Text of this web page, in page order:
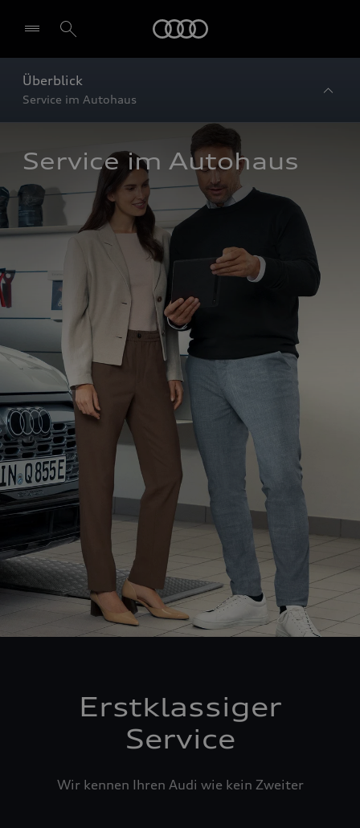
Überblick
Service im Autohaus
Service im Autohaus
Erstklassiger
Service
Wir kennen Ihren Audi wie kein Zweiter